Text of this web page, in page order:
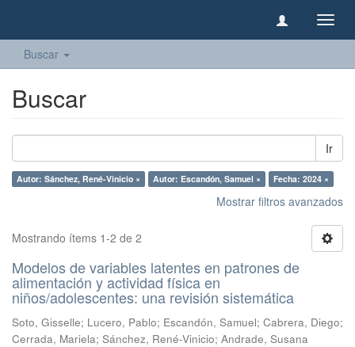
Buscar
Buscar
Ir
Autor: Sánchez, René-Vinicio × Autor: Escandón, Samuel × Fecha: 2024 ×
Mostrar filtros avanzados
Mostrando ítems 1-2 de 2
Modelos de variables latentes en patrones de
alimentación y actividad física en
niños/adolescentes: una revisión sistemática
Soto, Gisselle; Lucero, Pablo; Escandón, Samuel; Cabrera, Diego;
Cerrada, Mariela; Sánchez, René-Vinicio; Andrade, Susana